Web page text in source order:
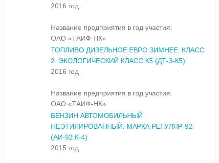
2016 год
Название предприятия в год участия:
ОАО «ТАИФ-НК»
ТОПЛИВО ДИЗЕЛЬНОЕ ЕВРО ЗИМНЕЕ. КЛАСС
2. ЭКОЛОГИЧЕСКИЙ КЛАСС К5 (ДТ-З-К5)
2016 год
Название предприятия в год участия:
ОАО «ТАИФ-НК»
БЕНЗИН АВТОМОБИЛЬНЫЙ
НЕЭТИЛИРОВАННЫЙ. МАРКА РЕГУЛЯР-92
(АИ-92 К-4)
2015 год